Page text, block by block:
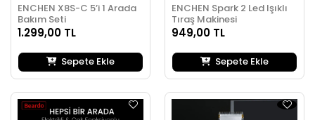
ENCHEN X8S-C 5’i 1 Arada
Bakım Seti
1.299,00 TL
Sepete Ekle
ENCHEN Spark 2 Led Işıklı
Tıraş Makinesi
949,00 TL
Sepete Ekle